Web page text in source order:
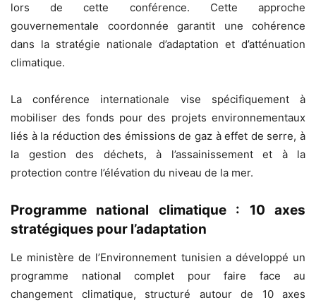
lors de cette conférence. Cette approche
gouvernementale coordonnée garantit une cohérence
dans la stratégie nationale d’adaptation et d’atténuation
climatique.
La conférence internationale vise spécifiquement à
mobiliser des fonds pour des projets environnementaux
liés à la réduction des émissions de gaz à effet de serre, à
la gestion des déchets, à l’assainissement et à la
protection contre l’élévation du niveau de la mer.
Programme national climatique : 10 axes
stratégiques pour l’adaptation
Le ministère de l’Environnement tunisien a développé un
programme national complet pour faire face au
changement climatique, structuré autour de 10 axes